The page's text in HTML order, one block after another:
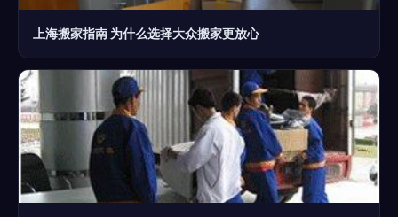
上海搬家指南 为什么选择大众搬家更放心